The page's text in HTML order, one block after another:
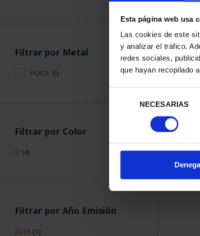
Esta página web usa
Las cookies de este
y analizar el tráfico.
redes sociales,
que hayan recopilado
consentimiento
NECESARIAS
Filtrar por Metal
PLATA (5)
Filtrar por Color
Sí (4)
Filtrar por Año Emisión
2019 (1)
ORDENAR